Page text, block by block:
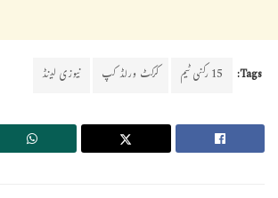
Tags: 15 رکنی ٹیم کرکٹ ورلڈ کپ نیوزی لینڈ